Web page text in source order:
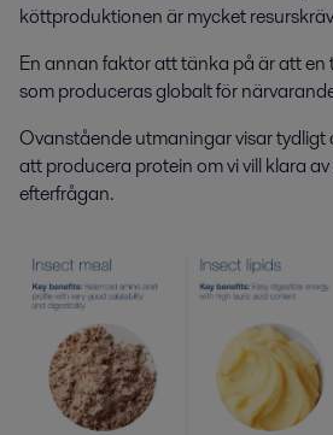
köttproduktionen är mycket
En annan faktor att tänka på är att en
som produceras globalt för
Ovanstående utmaningar visar tydligt
att producera protein om vi vill klara
efterfrågan.